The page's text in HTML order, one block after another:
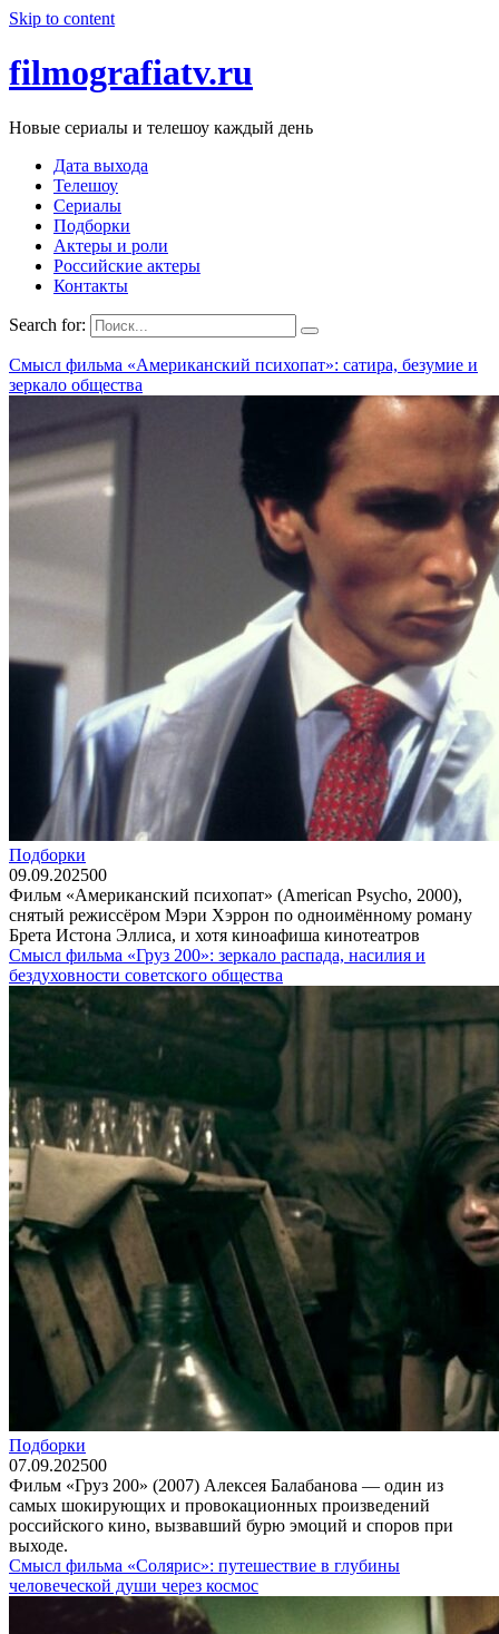
Skip to content
filmografiatv.ru
Новые сериалы и телешоу каждый день
Дата выхода
Телешоу
Сериалы
Подборки
Актеры и роли
Российские актеры
Контакты
Search for:
Смысл фильма «Американский психопат»: сатира, безумие и
зеркало общества
Подборки
09.09.202500
Фильм «Американский психопат» (American Psycho, 2000),
снятый режиссёром Мэри Хэррон по одноимённому роману
Брета Истона Эллиса, и хотя киноафиша кинотеатров
Смысл фильма «Груз 200»: зеркало распада, насилия и
бездуховности советского общества
Подборки
07.09.202500
Фильм «Груз 200» (2007) Алексея Балабанова — один из
самых шокирующих и провокационных произведений
российского кино, вызвавший бурю эмоций и споров при
выходе.
Смысл фильма «Солярис»: путешествие в глубины
человеческой души через космос